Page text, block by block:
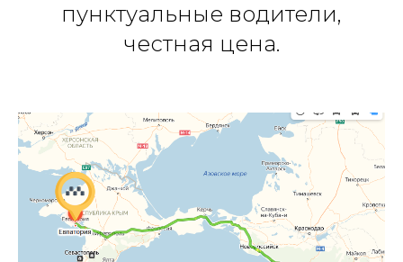
пунктуальные водители,
честная цена.